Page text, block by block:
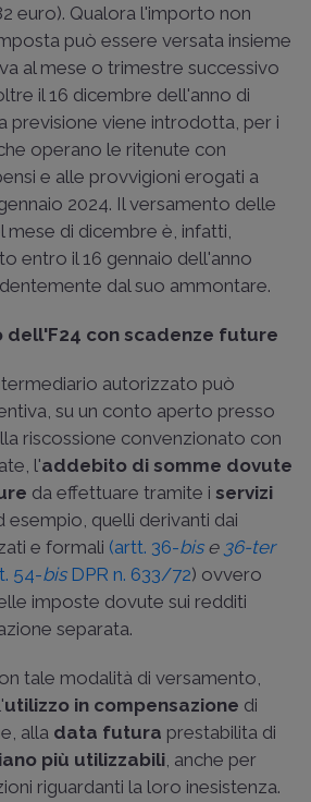
euro). Qualora l'importo non
può essere versata insieme
al mese o trimestre successivo
il 16 dicembre dell'anno di
previsione viene introdotta, per i
operano le ritenute con
e alle provvigioni erogati a
2024. Il versamento delle
di dicembre è, infatti,
entro il 16 gennaio dell'anno
dal suo ammontare.
dell'F24 con scadenze future
autorizzato può
su un conto aperto presso
riscossione convenzionato con
l'addebito di somme dovute
da effettuare tramite i servizi
esempio, quelli derivanti dai
e formali (artt. 36-bise 36-ter
54-bisDPR n. 633/72) ovvero
imposte dovute sui redditi
separata.
tale modalità di versamento,
utilizzo in compensazione di
alla data futura prestabilita di
più utilizzabili , anche per
riguardanti la loro inesistenza.